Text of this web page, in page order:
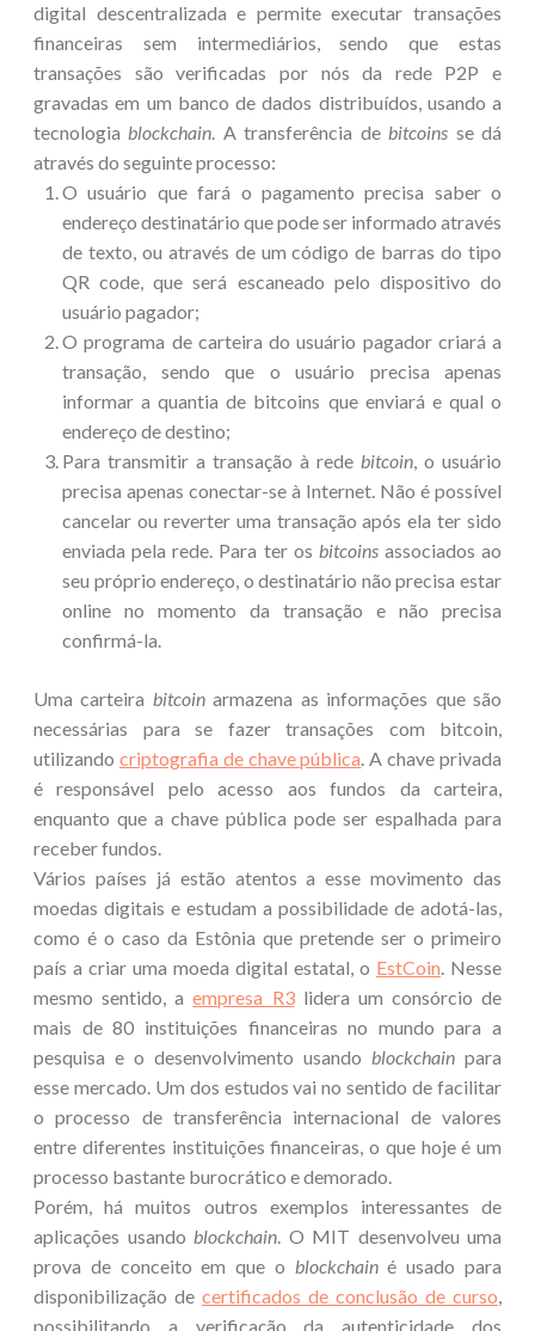
digital descentralizada e permite executar transações
financeiras sem intermediários, sendo que estas
transações são verificadas por nós da rede P2P e
gravadas em um banco de dados distribuídos, usando a
tecnologiablockchain. A transferência debitcoins se dá
através do seguinte processo:
O usuário que fará o pagamento precisa saber o
endereço destinatário que pode ser informado através
de texto, ou através de um código de barras do tipo
QR code, que será escaneado pelo dispositivo do
usuário pagador;
O programa de carteira do usuário pagador criará a
transação, sendo que o usuário precisa apenas
informar a quantia de bitcoins que enviará e qual o
endereço de destino;
Para transmitir a transação à rede bitcoin, o usuário
precisa apenas conectar-se à Internet. Não é possível
cancelar ou reverter uma transação após ela ter sido
enviada pela rede. Para ter os bitcoinsassociados ao
seu próprio endereço, o destinatário não precisa estar
online no momento da transação e não precisa
confirmá-la.
Uma carteira bitcoinarmazena as informações que são
necessárias para se fazer transações com bitcoin,
utilizando criptografia de chave pública. A chave privada
é responsável pelo acesso aos fundos da carteira,
enquanto que a chave pública pode ser espalhada para
receber fundos.
Vários países já estão atentos a esse movimento das
moedas digitais e estudam a possibilidade de adotá-las,
como é o caso da Estônia que pretende ser o primeiro
país a criar uma moeda digital estatal, o EstCoin. Nesse
mesmo sentido, aempresa R3lidera um consórcio de
mais de 80 instituições financeiras no mundo para a
pesquisa e o desenvolvimento usando blockchain para
esse mercado. Um dos estudos vai no sentido de facilitar
o processo de transferência internacional de valores
entre diferentes instituições financeiras, o que hoje é um
processo bastante burocrático e demorado.
Porém, há muitos outros exemplos interessantes de
aplicações usando blockchain. O MIT desenvolveu uma
prova de conceito em que o blockchainé usado para
disponibilização de certificados de conclusão de curso,
possibilitando a verificação da autenticidade dos